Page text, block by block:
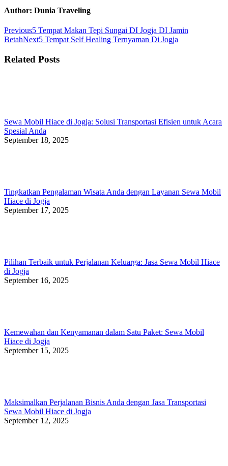
FacebookTwitter
Author: Dunia Traveling
Post
navigation
PreviousPrevious
post:
5 Tempat Makan Tepi Sungai DI Jogja DI Jamin
BetahNextNext
5 Tempat Self Healing Ternyaman Di Jogja
Related Posts
Sewa Mobil Hiace di Jogja: Solusi Transportasi Efisien untuk Acara
Spesial Anda
September 18, 2025
Tingkatkan Pengalaman Wisata Anda dengan Layanan Sewa Mobil
Hiace di Jogja
September 17, 2025
Pilihan Terbaik untuk Perjalanan Keluarga: Jasa Sewa Mobil Hiace
di Jogja
September 16, 2025
Kemewahan dan Kenyamanan dalam Satu Paket: Sewa Mobil
Hiace di Jogja
September 15, 2025
Maksimalkan Perjalanan Bisnis Anda dengan Jasa Transportasi
Sewa Mobil Hiace di Jogja
September 12, 2025